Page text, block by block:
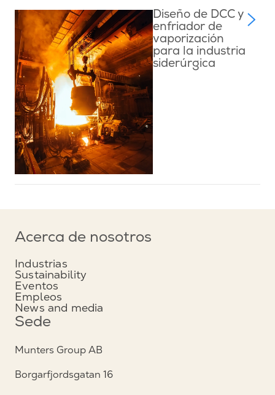
Diseño de DCC y
enfriador de
vaporización
para la industria
siderúrgica
Acerca de nosotros
Industrias
Sustainability
Eventos
Empleos
News and media
Sede
Munters Group AB
Borgarfjordsgatan 16